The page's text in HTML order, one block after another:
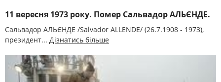
11 вересня 1973 року. Помер Сальвадор АЛЬЄНДЕ.
Сальвадор АЛЬЄНДЕ /Salvador ALLENDE/ (26.7.1908 - 1973),
президент... Дізнатись більше